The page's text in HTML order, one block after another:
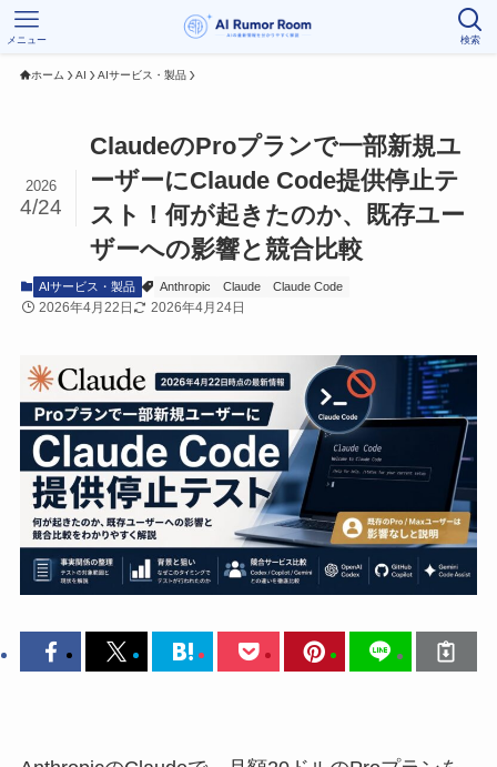
検索
メニュー
ホーム AI AIサービス・製品
ClaudeのProプランで一部新規ユ
ーザーにClaude Code提供停止テ
スト！何が起きたのか、既存ユー
ザーへの影響と競合比較
2026
4/24
AIサービス・製品 Anthropic Claude Claude Code
2026年4月22日 2026年4月24日